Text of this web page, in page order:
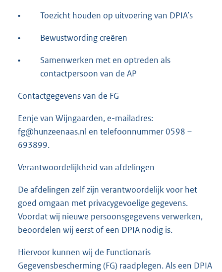
• Toezicht houden op uitvoering van DPIA’s
• Bewustwording creëren
•
Samenwerken met en optreden als
contactpersoon van de AP
Contactgegevens van de FG
Eenje van Wijngaarden, e-mailadres:
fg@hunzeenaas.nl en telefoonnummer 0598 –
693899.
Verantwoordelijkheid van afdelingen
De afdelingen zelf zijn verantwoordelijk voor het
goed omgaan met privacygevoelige gegevens.
Voordat wij nieuwe persoonsgegevens verwerken,
beoordelen wij eerst of een DPIA nodig is.
Hiervoor kunnen wij de Functionaris
Gegevensbescherming (FG) raadplegen. Als een DPIA